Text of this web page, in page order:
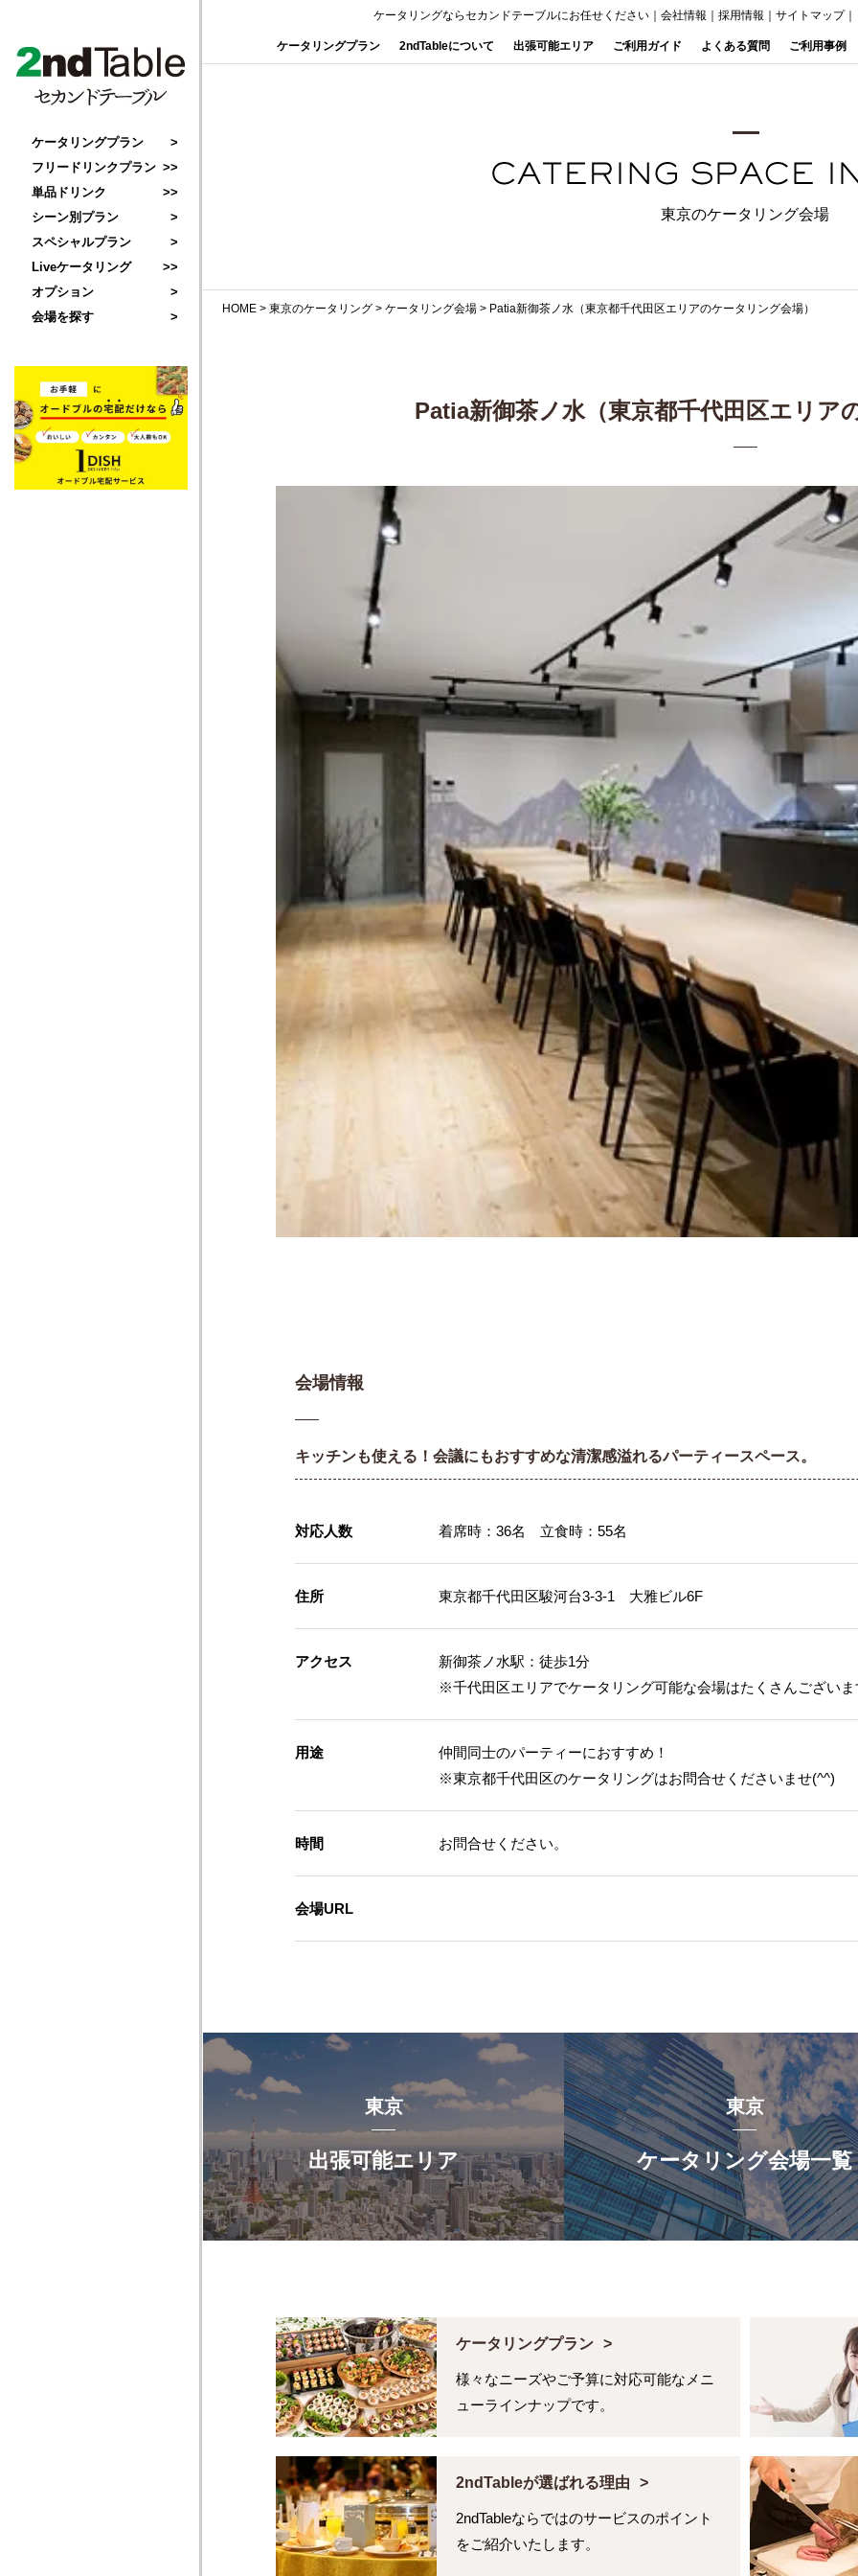
ケータリングならセカンドテーブルにお任せください 会社情報 採用情報 サイトマップ｜
ケータリングプラン 2ndTableについて 出張可能エリア ご利用ガイド よくある質問 ご利用事例
ケータリングプラン
フリードリンクプラン
単品ドリンク
シーン別プラン
スペシャルプラン
Liveケータリング
オプション
会場を探す
東京のケータリング会場
HOME > 東京のケータリング > ケータリング会場 > Patia新御茶ノ水（東京都千代田区エリアのケータリング会場）
Patia新御茶ノ水（東京都千代田区エリア
会場情報
キッチンも使える！会議にもおすすめな清潔感溢れるパーティースペース。
対応人数 着席時：36名 立食時：55名
住所 東京都千代田区駿河台3-3-1 大雅ビル6F
アクセス
新御茶ノ水駅：徒歩1分
※千代田区エリアでケータリング可能な会場はたくさんございま
用途
仲間同士のパーティーにおすすめ！
※東京都千代田区のケータリングはお問合せくださいませ(^^)
時間 お問合せください。
会場URL
東京
出張可能エリア
東京
ケータリング会場一覧
ケータリングプラン
様々なニーズやご予算に対応可能なメニ
ューラインナップです。
2ndTableが選ばれる理由
2ndTableならではのサービスのポイント
をご紹介いたします。